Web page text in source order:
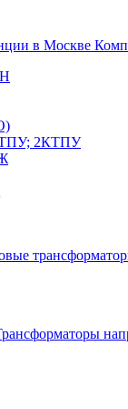
2КТПУ